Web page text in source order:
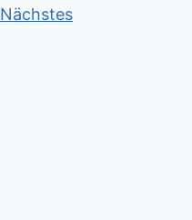
Nächstes